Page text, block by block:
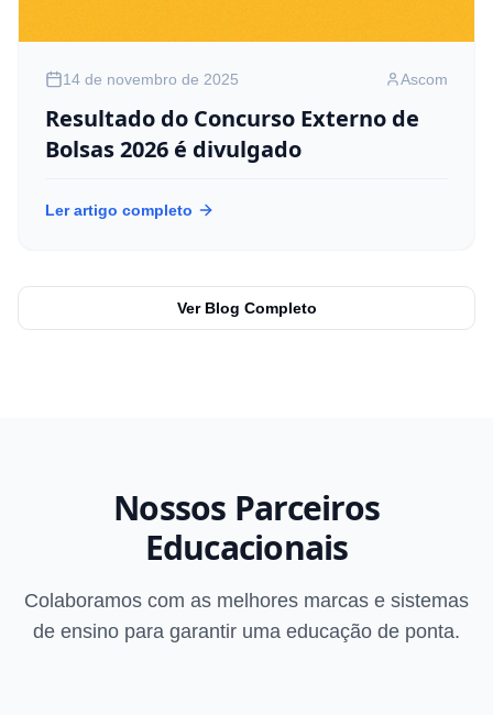
14 de novembro de 2025 Ascom
Resultado do Concurso Externo de
Bolsas 2026 é divulgado
Ler artigo completo
Ver Blog Completo
Nossos Parceiros
Educacionais
Colaboramos com as melhores marcas e sistemas
de ensino para garantir uma educação de ponta.